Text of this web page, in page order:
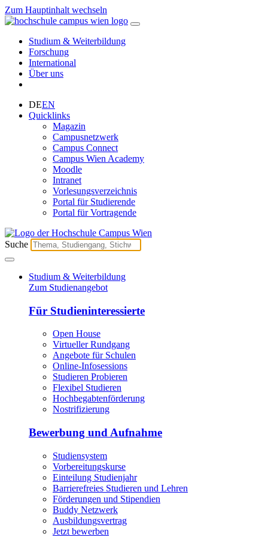
Zum Hauptinhalt wechseln
Studium & Weiterbildung
Forschung
International
Über uns
DEEN
Quicklinks
Magazin
Campusnetzwerk
Campus Connect
Campus Wien Academy
Moodle
Intranet
Vorlesungsverzeichnis
Portal für Studierende
Portal für Vortragende
Suche
Studium & Weiterbildung
Zum Studienangebot
Für Studieninteressierte
Open House
Virtueller Rundgang
Angebote für Schulen
Online-Infosessions
Studieren Probieren
Flexibel Studieren
Hochbegabtenförderung
Nostrifizierung
Bewerbung und Aufnahme
Studiensystem
Vorbereitungskurse
Einteilung Studienjahr
Barrierefreies Studieren und Lehren
Förderungen und Stipendien
Buddy Netzwerk
Ausbildungsvertrag
Jetzt bewerben